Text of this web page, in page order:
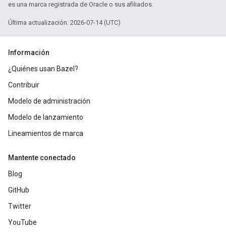
es una marca registrada de Oracle o sus afiliados.
Última actualización: 2026-07-14 (UTC)
Información
¿Quiénes usan Bazel?
Contribuir
Modelo de administración
Modelo de lanzamiento
Lineamientos de marca
Mantente conectado
Blog
GitHub
Twitter
YouTube